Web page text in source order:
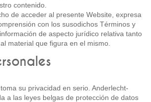
contenido.
de acceder al presente Website, expresa
con los susodichos Términos y
de aspecto jurídico relativa tanto
material que figura en el mismo.
su privacidad en serio. Anderlecht-
a las leyes belgas de protección de datos